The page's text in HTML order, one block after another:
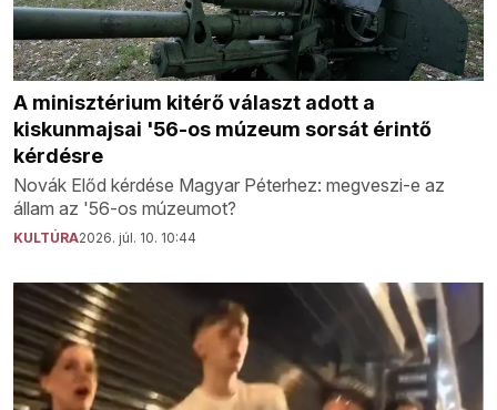
A minisztérium kitérő választ adott a
kiskunmajsai '56-os múzeum sorsát érintő
kérdésre
Novák Előd kérdése Magyar Péterhez: megveszi-e az
állam az '56-os múzeumot?
KULTÚRA2026. júl. 10. 10:44